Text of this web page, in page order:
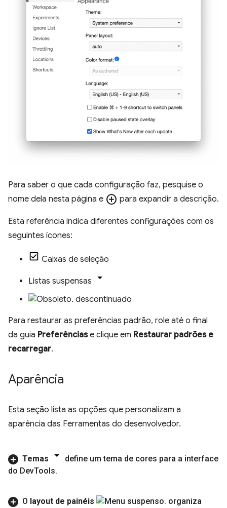
Para saber o que cada configuração faz, pesquise o
nome dela nesta página e add_circle para expandir a descrição.
Esta referência indica diferentes configurações com os
seguintes ícones:
Caixas de seleção
Listas suspensas
descontinuado
Para restaurar as preferências padrão, role até o final
da guia Preferênciase clique em Restaurar padrões e
recarregar.
Aparência
Esta seção lista as opções que personalizam a
aparência das Ferramentas do desenvolvedor.
Temas
define um tema de cores para a interface
do DevTools.
O layout de painéis
organiza